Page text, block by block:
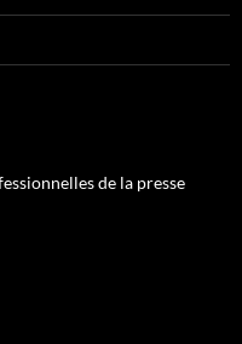
de la presse